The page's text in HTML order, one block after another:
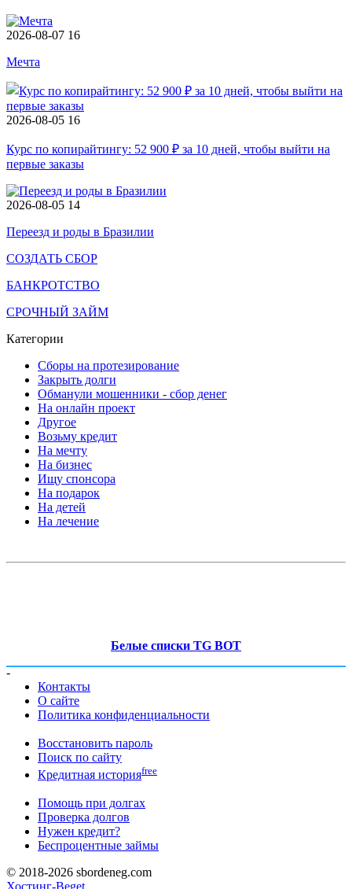
2026-08-07 16
Мечта
2026-08-05 16
Курс по копирайтингу: 52 900 ₽ за 10 дней, чтобы выйти на
первые заказы
2026-08-05 14
Переезд и роды в Бразилии
СОЗДАТЬ СБОР
БАНКРОТСТВО
СРОЧНЫЙ ЗАЙМ
Категории
Сборы на протезирование
Закрыть долги
Обманули мошенники - сбор денег
На онлайн проект
Другое
Возьму кредит
На мечту
На бизнес
Ищу спонсора
На подарок
На детей
На лечение
Белые списки TG BOT
-
Контакты
О сайте
Политика конфиденциальности
Восстановить пароль
Поиск по сайту
Кредитная историяfree
Помощь при долгах
Проверка долгов
Нужен кредит?
Беспроцентные займы
© 2018-2026 sbordeneg.com
Хостинг-Beget